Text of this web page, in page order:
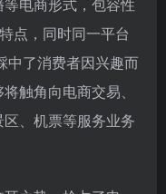
点，同时同一平台
中了消费者因兴趣而
触角向电商交易、
、机票等服务业务